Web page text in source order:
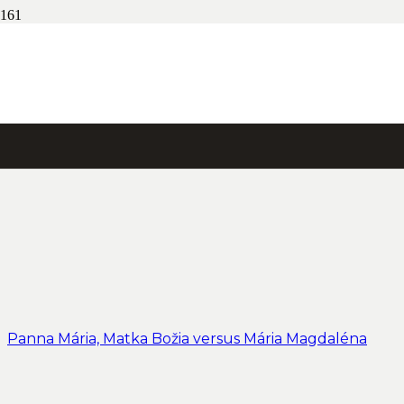
Panna Mária, Matka Božia versus Mária Magdaléna